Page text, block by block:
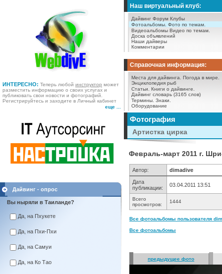
ИНТЕРЕСНО: Теперь любой инструктор может
разместить информацию о своих услугах и
публиковать свои новости и фотографий.
Регистрируйтесь и заходите в Личный кабинет
еще ...
Наш виртуальный клуб:
Дайвинг Форум Клубы
Фотоальбомы. Фото по темам.
Видеоальбомы Видео по темам.
Доска объявлений
Наши дайверы
Комментарии
Справочная информация:
Места для дайвинга.
Погода в мире.
Энциклопедия рыб
Статьи.
Книги о дайвинге.
Дайвинг словарь (3165 слов)
Термины. Знаки.
Оборудование
Дайвинг - опрос
Вы ныряли в Таиланде?
Да, на Пхукете
Да, на Пхи-Пхи
Да, на Самуи
Да, на Ко Тао
Фотография
Артистка цирка
Февраль-март 2011 г.
Автор:
dimadive
Дата
публикации:
03.04.2011 13:51
Всего
просмотров:
1444
Все фотоальбомы пользователя
Все фотоальбомы
предыдущее фото